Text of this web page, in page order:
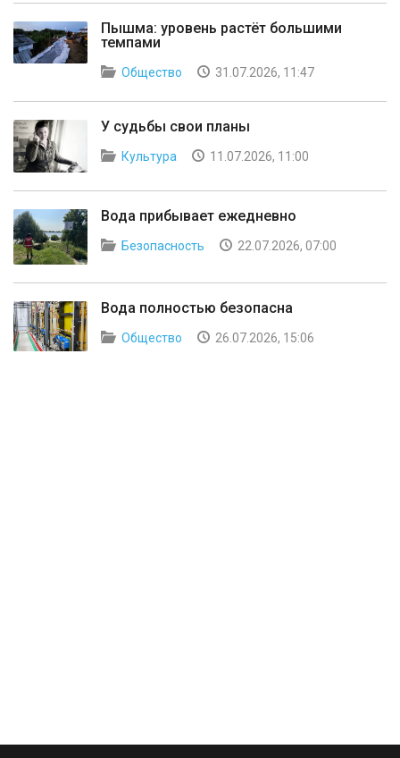
Пышма: уровень растёт большими
темпами
Общество 31.07.2026, 11:47
У судьбы свои планы
Культура 11.07.2026, 11:00
Вода прибывает ежедневно
Безопасность 22.07.2026, 07:00
Вода полностью безопасна
Общество 26.07.2026, 15:06